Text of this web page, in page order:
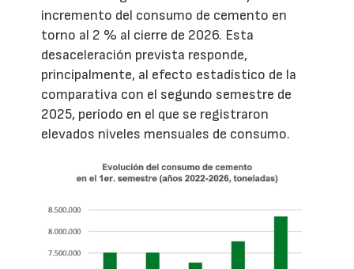
incremento del consumo de cemento en
torno al 2 % al cierre de 2026. Esta
desaceleración prevista responde,
principalmente, al efecto estadístico de la
comparativa con el segundo semestre de
2025, período en el que se registraron
elevados niveles mensuales de consumo.